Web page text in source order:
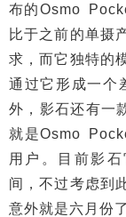
布的Osmo
比于之前的单摄
求，而它独特的
通过它形成一个
外，影石还有一
就是Osmo
用户。目前影
间，不过考虑到
意外就是六月份了